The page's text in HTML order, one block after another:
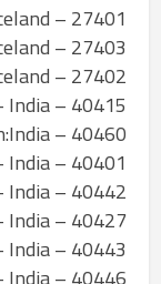
27401 – Iceland Telecom Siminn – Iceland
27403 – Islandssimi – Iceland
27402 – TAL hf – Iceland
40415 – Aircel Digilink – India
40460 – Aircell Digilink Rajathan:India
40401 – Aircell Digilink Haryana – India
40442 – Aircell – India
40427 – BPL Mobile Maharashtra/Goa – India
40443 – BPL Mobile Nadu/Pondicherry – India